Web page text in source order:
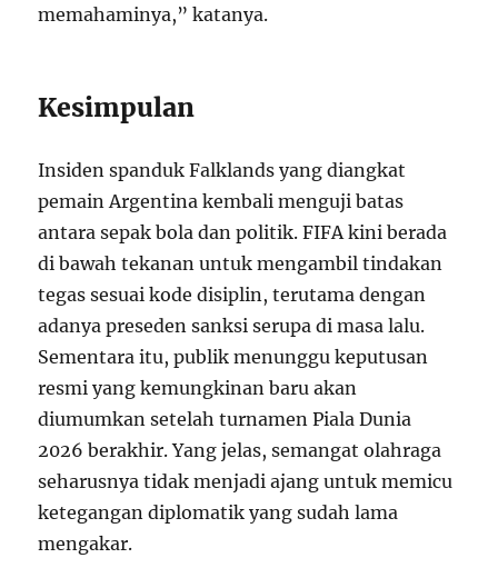
memahaminya,” katanya.
Kesimpulan
Insiden spanduk Falklands yang diangkat
pemain Argentina kembali menguji batas
antara sepak bola dan politik. FIFA kini berada
di bawah tekanan untuk mengambil tindakan
tegas sesuai kode disiplin, terutama dengan
adanya preseden sanksi serupa di masa lalu.
Sementara itu, publik menunggu keputusan
resmi yang kemungkinan baru akan
diumumkan setelah turnamen Piala Dunia
2026 berakhir. Yang jelas, semangat olahraga
seharusnya tidak menjadi ajang untuk memicu
ketegangan diplomatik yang sudah lama
mengakar.